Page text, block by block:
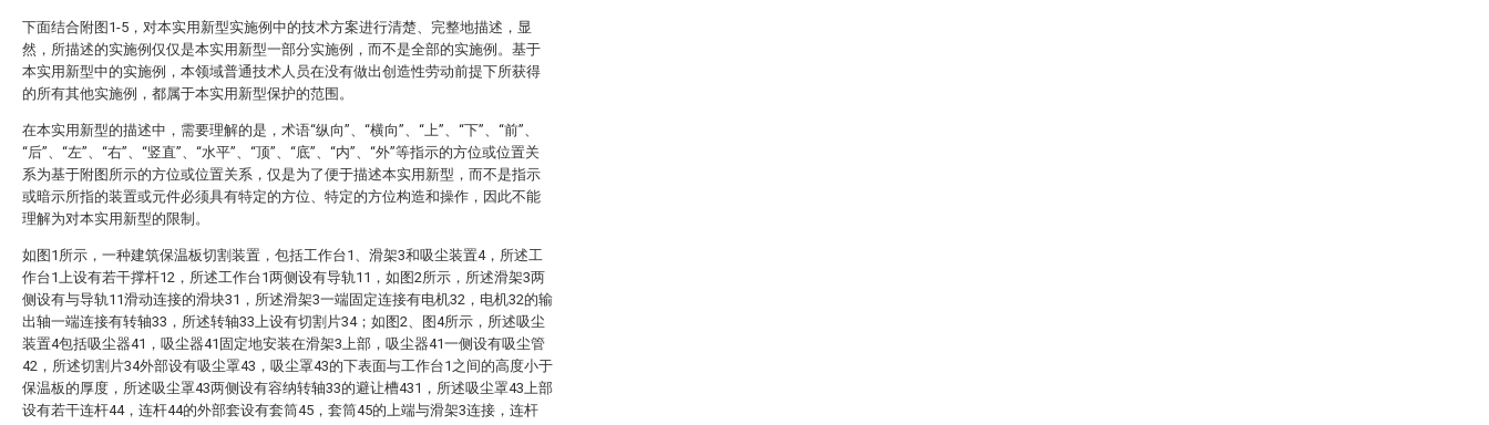
下面结合附图1-5，对本实用新型实施例中的技术方案进行清楚、完整地描述，显
然，所描述的实施例仅仅是本实用新型一部分实施例，而不是全部的实施例。基于
本实用新型中的实施例，本领域普通技术人员在没有做出创造性劳动前提下所获得
的所有其他实施例，都属于本实用新型保护的范围。
在本实用新型的描述中，需要理解的是，术语“纵向”、“横向”、“上”、“下”、“前”、
“后”、“左”、“右”、“竖直”、“水平”、“顶”、“底”、“内”、“外”等指示的方位或位置关
系为基于附图所示的方位或位置关系，仅是为了便于描述本实用新型，而不是指示
或暗示所指的装置或元件必须具有特定的方位、特定的方位构造和操作，因此不能
理解为对本实用新型的限制。
如图1所示，一种建筑保温板切割装置，包括工作台1、滑架3和吸尘装置4，所述工
作台1上设有若干撑杆12，所述工作台1两侧设有导轨11，如图2所示，所述滑架3两
侧设有与导轨11滑动连接的滑块31，所述滑架3一端固定连接有电机32，电机32的输
出轴一端连接有转轴33，所述转轴33上设有切割片34；如图2、图4所示，所述吸尘
装置4包括吸尘器41，吸尘器41固定地安装在滑架3上部，吸尘器41一侧设有吸尘管
42，所述切割片34外部设有吸尘罩43，吸尘罩43的下表面与工作台1之间的高度小于
保温板的厚度，所述吸尘罩43两侧设有容纳转轴33的避让槽431，所述吸尘罩43上部
设有若干连杆44，连杆44的外部套设有套筒45，套筒45的上端与滑架3连接，连杆